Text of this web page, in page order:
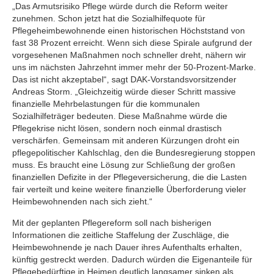
„Das Armutsrisiko Pflege würde durch die Reform weiter
zunehmen. Schon jetzt hat die Sozialhilfequote für
Pflegeheimbewohnende einen historischen Höchststand von
fast 38 Prozent erreicht. Wenn sich diese Spirale aufgrund der
vorgesehenen Maßnahmen noch schneller dreht, nähern wir
uns im nächsten Jahrzehnt immer mehr der 50-Prozent-Marke.
Das ist nicht akzeptabel“, sagt DAK-Vorstandsvorsitzender
Andreas Storm. „Gleichzeitig würde dieser Schritt massive
finanzielle Mehrbelastungen für die kommunalen
Sozialhilfeträger bedeuten. Diese Maßnahme würde die
Pflegekrise nicht lösen, sondern noch einmal drastisch
verschärfen. Gemeinsam mit anderen Kürzungen droht ein
pflegepolitischer Kahlschlag, den die Bundesregierung stoppen
muss. Es braucht eine Lösung zur Schließung der großen
finanziellen Defizite in der Pflegeversicherung, die die Lasten
fair verteilt und keine weitere finanzielle Überforderung vieler
Heimbewohnenden nach sich zieht.“
Mit der geplanten Pflegereform soll nach bisherigen
Informationen die zeitliche Staffelung der Zuschläge, die
Heimbewohnende je nach Dauer ihres Aufenthalts erhalten,
künftig gestreckt werden. Dadurch würden die Eigenanteile für
Pflegebedürftige in Heimen deutlich langsamer sinken als